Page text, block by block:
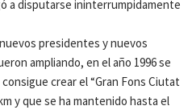
a disputarse ininterrumpidamente
presidentes y nuevos
ampliando, en el año 1996 se
crear el “Gran Fons Ciutat
y que se ha mantenido hasta el